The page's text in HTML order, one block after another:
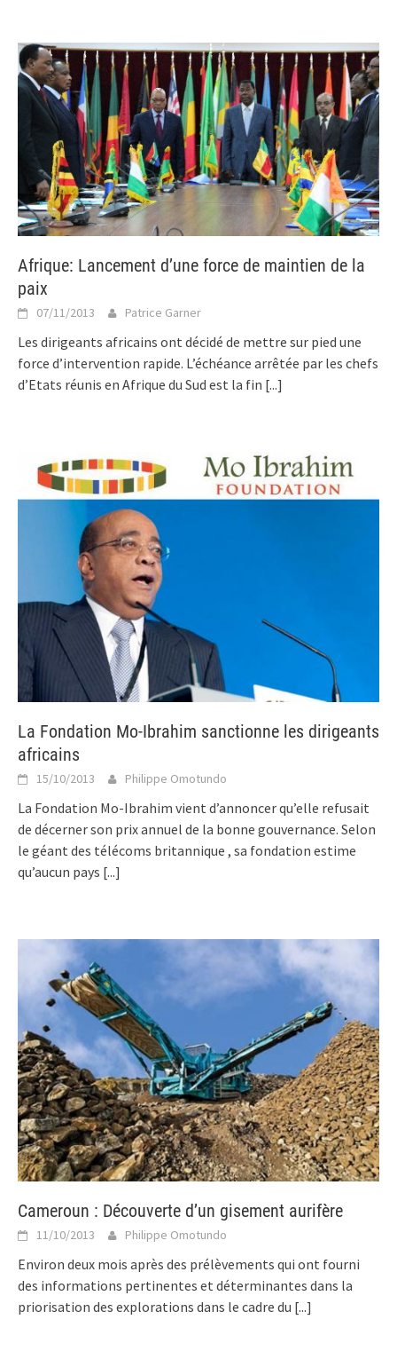
Afrique: Lancement d’une force de maintien de la
paix
07/11/2013 Patrice Garner
Les dirigeants africains ont décidé de mettre sur pied une
force d’intervention rapide. L’échéance arrêtée par les chefs
d’Etats réunis en Afrique du Sud est la fin [...]
La Fondation Mo-Ibrahim sanctionne les dirigeants
africains
15/10/2013 Philippe Omotundo
La Fondation Mo-Ibrahim vient d’annoncer qu’elle refusait
de décerner son prix annuel de la bonne gouvernance. Selon
le géant des télécoms britannique , sa fondation estime
qu’aucun pays [...]
Cameroun : Découverte d’un gisement aurifère
11/10/2013 Philippe Omotundo
Environ deux mois après des prélèvements qui ont fourni
des informations pertinentes et déterminantes dans la
priorisation des explorations dans le cadre du [...]